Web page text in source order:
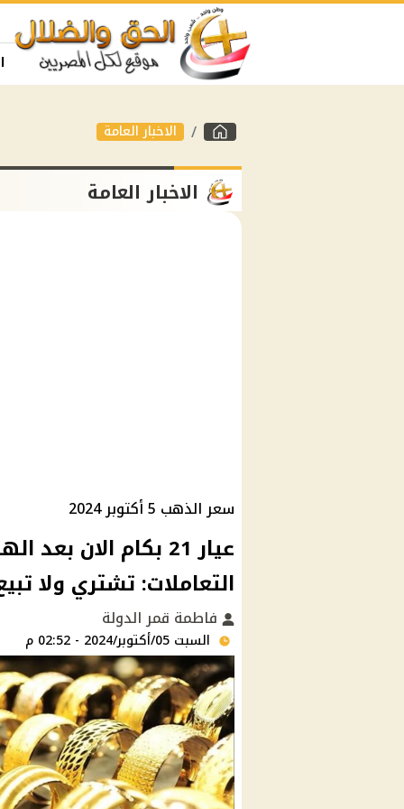
الاخبار العامة
الاخبار العامة
سعر الذهب 5 أكتوبر 2024
عيار 21 بكام
التعاملات: تشتري ولا
فاطمة قمر الدولة
السبت 05/أكتوبر/2024 - 02:52 م